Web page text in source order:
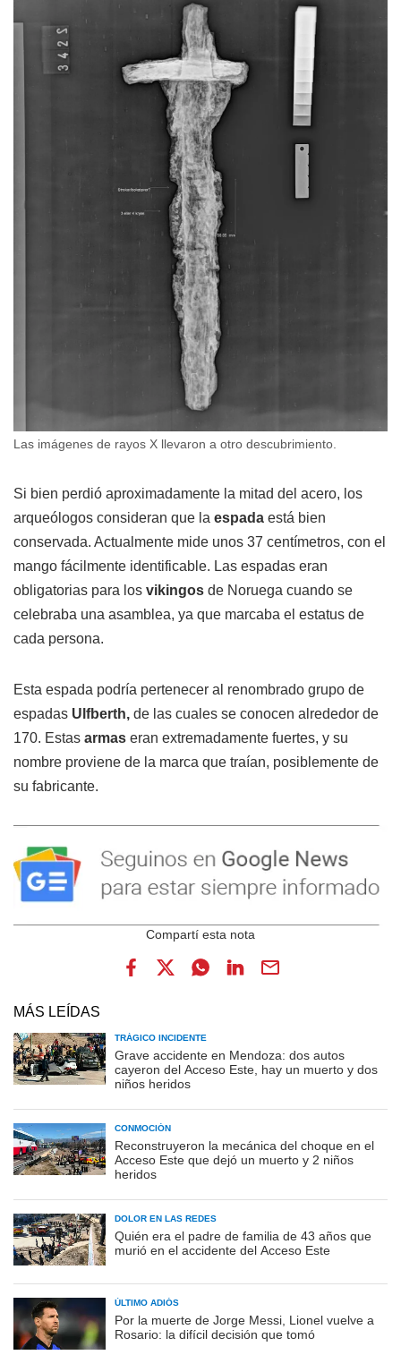
Las imágenes de rayos X llevaron a otro descubrimiento.
Si bien perdió aproximadamente la mitad del acero, los
arqueólogos consideran que la espada está bien
conservada. Actualmente mide unos 37 centímetros, con el
mango fácilmente identificable. Las espadas eran
obligatorias para los vikingos de Noruega cuando se
celebraba una asamblea, ya que marcaba el estatus de
cada persona.
Esta espada podría pertenecer al renombrado grupo de
espadas Ulfberth, de las cuales se conocen alrededor de
170. Estas armas eran extremadamente fuertes, y su
nombre proviene de la marca que traían, posiblemente de
su fabricante.
MÁS LEÍDAS
TRÁGICO INCIDENTE
Grave accidente en Mendoza: dos autos
cayeron del Acceso Este, hay un muerto y dos
niños heridos
CONMOCIÓN
Reconstruyeron la mecánica del choque en el
Acceso Este que dejó un muerto y 2 niños
heridos
DOLOR EN LAS REDES
Quién era el padre de familia de 43 años que
murió en el accidente del Acceso Este
ÚLTIMO ADIÓS
Por la muerte de Jorge Messi, Lionel vuelve a
Rosario: la difícil decisión que tomó